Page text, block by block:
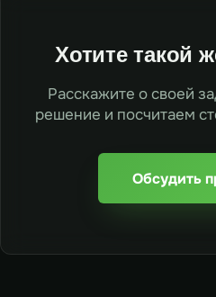
Хотите такой
Расскажите о своей
решение и посчитаем
Обсудить